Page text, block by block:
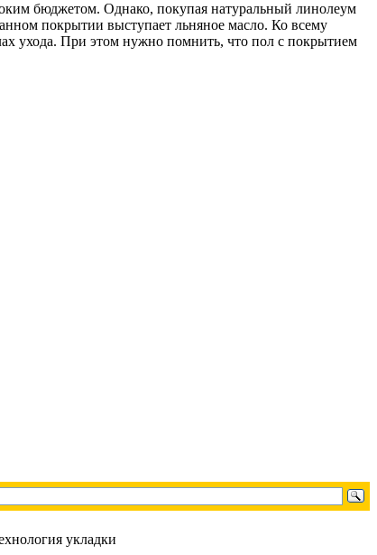
бюджетом. Однако, покупая натуральный линолеум
покрытии выступает льняное масло. Ко всему
ухода. При этом нужно помнить, что пол с покрытием